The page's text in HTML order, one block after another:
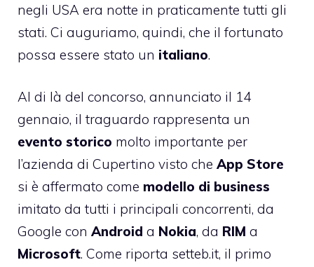
negli USA era notte in praticamente tutti gli
stati. Ci auguriamo, quindi, che il fortunato
possa essere stato un italiano.
Al di là del concorso, annunciato il 14
gennaio, il traguardo rappresenta un
evento storico molto importante per
l’azienda di Cupertino visto che App Store
si è affermato come modello di business
imitato da tutti i principali concorrenti, da
Google con Android a Nokia, da RIM a
Microsoft. Come riporta setteb.it, il primo